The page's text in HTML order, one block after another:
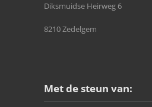
Diksmuidse Heirweg 6
8210 Zedelgem
Met de steun van: